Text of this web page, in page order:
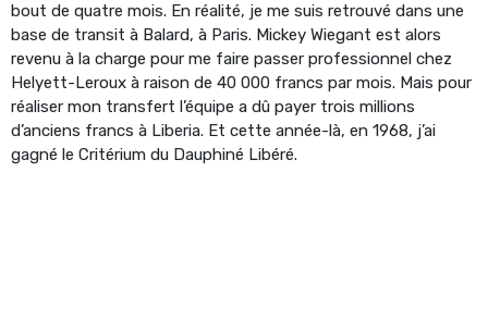
bout de quatre mois. En réalité, je me suis retrouvé dans une
base de transit à Balard, à Paris. Mickey Wiegant est alors
revenu à la charge pour me faire passer professionnel chez
Helyett-Leroux à raison de 40 000 francs par mois. Mais pour
réaliser mon transfert l’équipe a dû payer trois millions
d’anciens francs à Liberia. Et cette année-là, en 1968, j’ai
gagné le Critérium du Dauphiné Libéré.